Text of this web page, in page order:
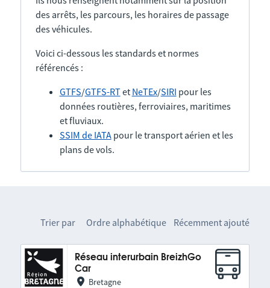
des arrêts, les parcours, les horaires de passage
des véhicules.
Voici ci-dessous les standards et normes
référencés :
GTFS/GTFS-RTet NeTEx/SIRI pour les
données routières, ferroviaires, maritimes
et fluviaux.
SSIM de IATApour le transport aérien et les
plans de vols.
Trier par Ordre alphabétique Récemment ajouté
Réseau interurbain BreizhGo
Car
Bretagne